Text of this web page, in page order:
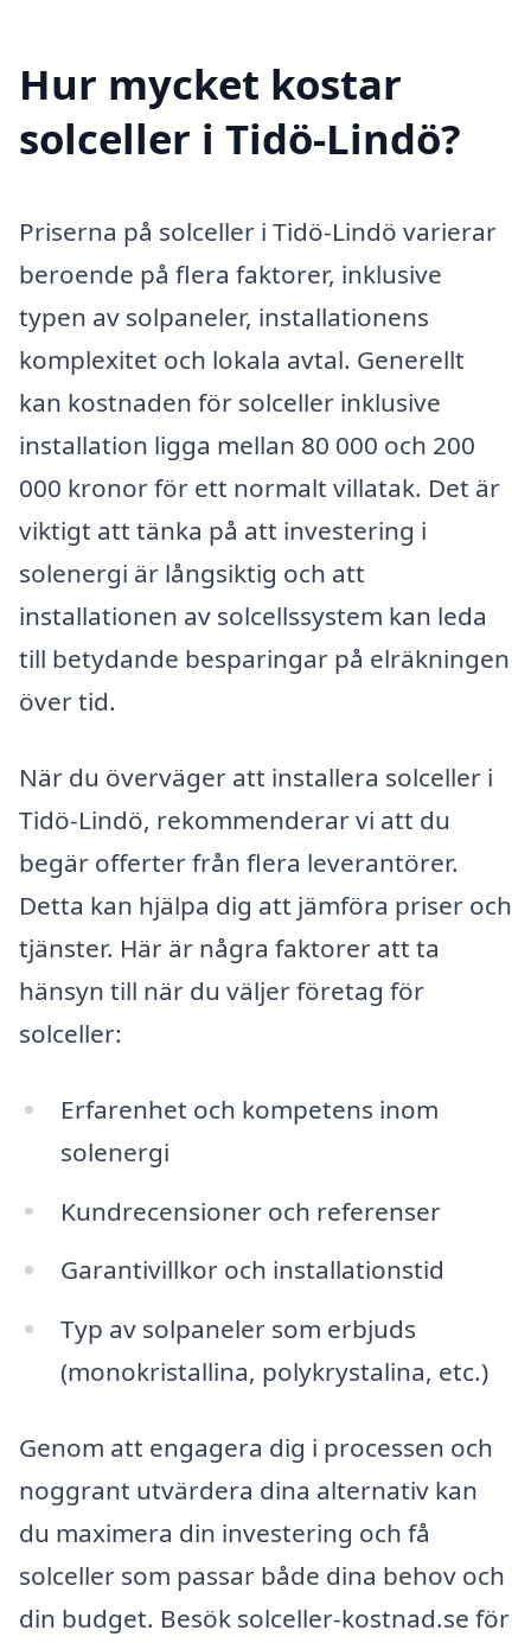
Hur mycket kostar
solceller i Tidö-Lindö?
Priserna på solceller i Tidö-Lindö varierar
beroende på flera faktorer, inklusive
typen av solpaneler, installationens
komplexitet och lokala avtal. Generellt
kan kostnaden för solceller inklusive
installation ligga mellan 80 000 och 200
000 kronor för ett normalt villatak. Det är
viktigt att tänka på att investering i
solenergi är långsiktig och att
installationen av solcellssystem kan leda
till betydande besparingar på elräkningen
över tid.
När du överväger att installera solceller i
Tidö-Lindö, rekommenderar vi att du
begär offerter från flera leverantörer.
Detta kan hjälpa dig att jämföra priser och
tjänster. Här är några faktorer att ta
hänsyn till när du väljer företag för
solceller:
Erfarenhet och kompetens inom
solenergi
Kundrecensioner och referenser
Garantivillkor och installationstid
Typ av solpaneler som erbjuds
(monokristallina, polykrystalina, etc.)
Genom att engagera dig i processen och
noggrant utvärdera dina alternativ kan
du maximera din investering och få
solceller som passar både dina behov och
din budget. Besök solceller-kostnad.se för